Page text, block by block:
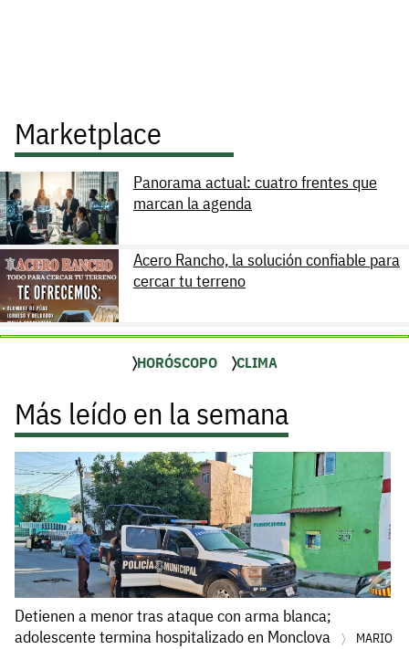
Marketplace
Panorama actual: cuatro frentes que
marcan la agenda
Acero Rancho, la solución confiable para
cercar tu terreno
HORÓSCOPO CLIMA
Más leído en la semana
Detienen a menor tras ataque con arma blanca;
adolescente termina hospitalizado en Monclova
MARIO